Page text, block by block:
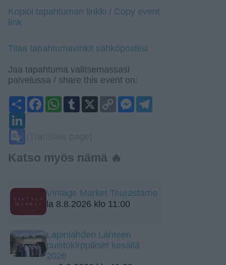
Kopioi tapahtuman linkki / Copy event
link
Tilaa tapahtumavinkit sähköpostiisi
Jaa tapahtuma valitsemassasi
palvelussa / share this event on:
ShareFacebookWhatsApp
Tumblr
X
Copy
Link
Messenger
Katso myös nämä 🔥
Vintage Market Teurastamo
la 8.8.2026 klo 11:00
Lapinlahden Lähteen
puistokirppikset kesällä
2026